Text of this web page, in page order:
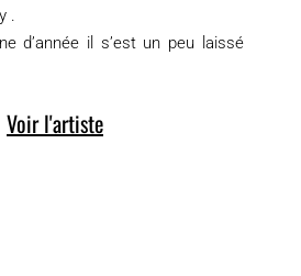
.
d’année il s’est un peu laissé
Voir l'artiste